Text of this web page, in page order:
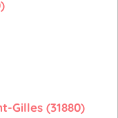
Gilles (31880)